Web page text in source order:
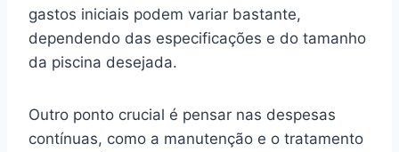
gastos iniciais podem variar bastante,
dependendo das especificações e do tamanho
da piscina desejada.
Outro ponto crucial é pensar nas despesas
contínuas, como a manutenção e o tratamento